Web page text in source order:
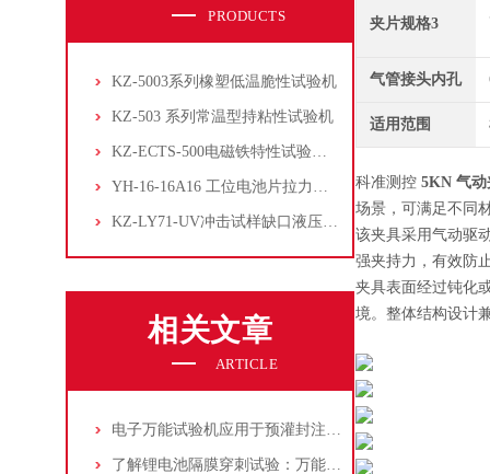
PRODUCTS
KZ-5003系列橡塑低温脆性试验机
KZ-503 系列常温型持粘性试验机
KZ-ECTS-500电磁铁特性试验系统
YH-16-16A16 工位电池片拉力试验机
KZ-LY71-UV冲击试样缺口液压拉床
相关文章
ARTICLE
电子万能试验机应用于预灌封注射器注射针与针座连接力测试：方法与步骤详解
了解锂电池隔膜穿刺试验：万能试验机与穿刺夹具的应用操作指南
夹片规格3
气管接头内孔
适用范围
科准测控 5KN 气动
场景，可满足不同
该夹具采用气动驱
强夹持力，有效防
夹具表面经过钝化
境。整体结构设计